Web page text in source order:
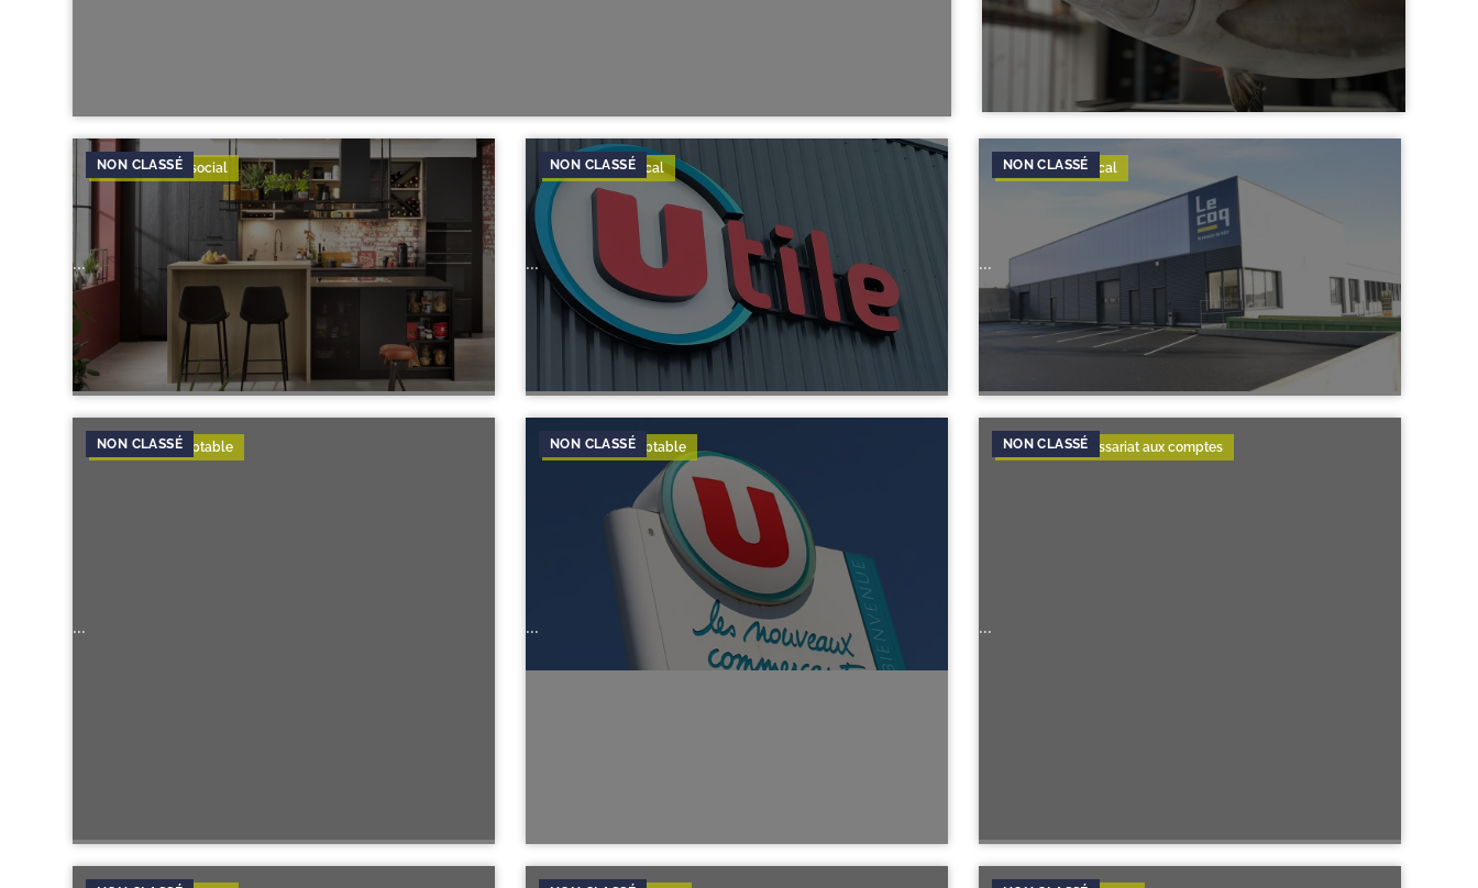
Paie & conseil social
...
Juridique & Fiscal
...
Juridique & Fiscal
...
Expertise-Comptable
...
Expertise-Comptable
...
Audit & Commissariat aux comptes
...